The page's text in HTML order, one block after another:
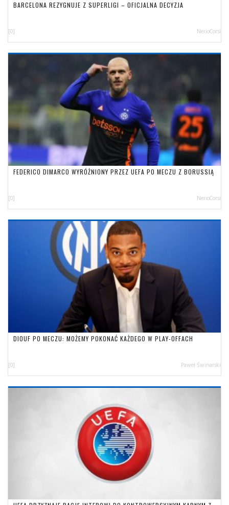
BARCELONA REZYGNUJE Z SUPERLIGI – OFICJALNA DECYZJA
[0] NerioCorsi
FEDERICO DIMARCO WYRÓŻNIONY PRZEZ UEFA PO MECZU Z BORUSSIĄ
[0] NerioCorsi
DIOUF PO MECZU: MOŻEMY POKONAĆ KAŻDEGO W PLAY-OFFACH
[0] Paweł Świnarski